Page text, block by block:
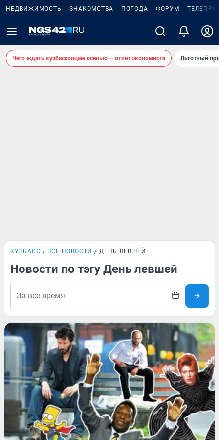
НЕДВИЖИМОСТЬ ЗНАКОМСТВА ПОГОДА ФОРУМ
Чего ждать кузбассовцам осенью — ответ экономиста Льготный
КУЗБАСС ВСЕ НОВОСТИ ДЕНЬ ЛЕВШЕЙ
Новости по тэгу День левшей